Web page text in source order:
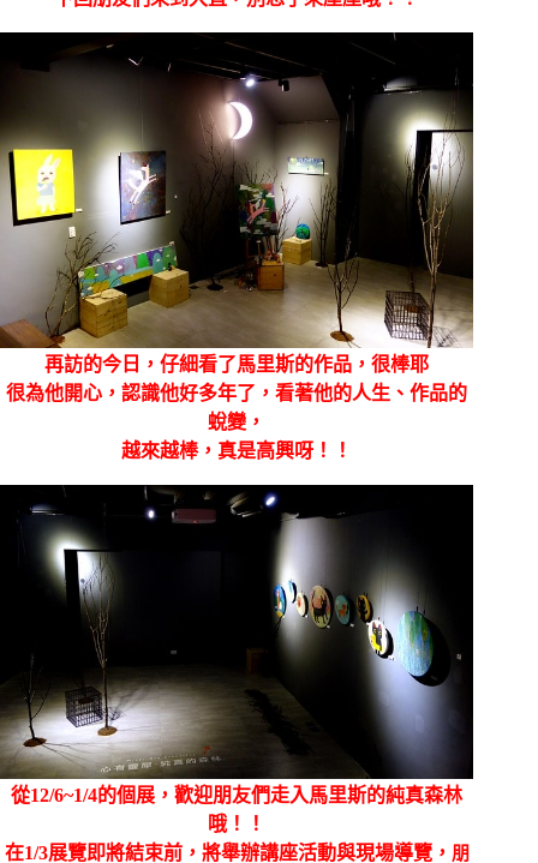
再訪的今日，仔細看了馬里斯的作品，很棒耶
很為他開心，認識他好多年了，看著他的人生、作品的
蛻變，
越來越棒，真是高興呀！！
從12/6~1/4的個展，歡迎朋友們走入馬里斯的純真森林
哦！！
在1/3展覽即將結束前，將舉辦講座活動與現場導覽， 朋